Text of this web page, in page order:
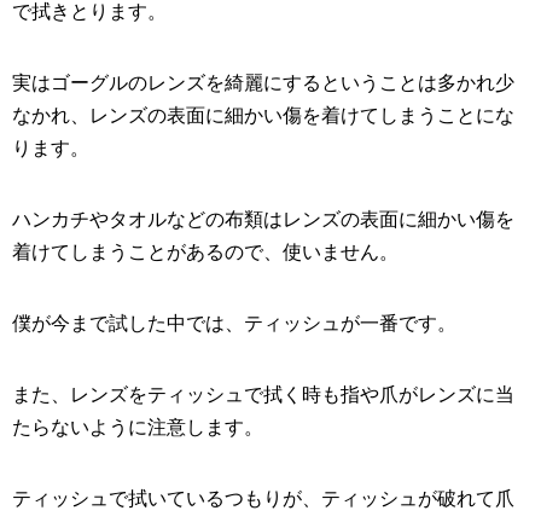
で拭きとります。
実はゴーグルのレンズを綺麗にするということは多かれ少
なかれ、レンズの表面に細かい傷を着けてしまうことにな
ります。
ハンカチやタオルなどの布類はレンズの表面に細かい傷を
着けてしまうことがあるので、使いません。
僕が今まで試した中では、ティッシュが一番です。
また、レンズをティッシュで拭く時も指や爪がレンズに当
たらないように注意します。
ティッシュで拭いているつもりが、ティッシュが破れて爪